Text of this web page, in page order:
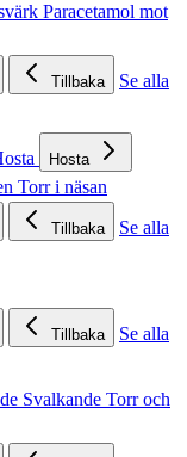
Paracetamol mot
Tillbaka
Se alla
Hosta
Torr i näsan
Tillbaka
Se alla
Tillbaka
Se alla
Svalkande Torr och